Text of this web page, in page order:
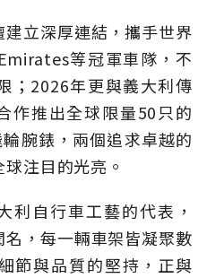
立深厚連結，攜手世界
等冠軍車隊，不
；2026年更與義大利傳
作推出全球限量50只的
腕錶，兩個追求卓越的
注目的光亮。
利自行車工藝的代表，
，每一輛車架皆凝聚數
節與品質的堅持，正與